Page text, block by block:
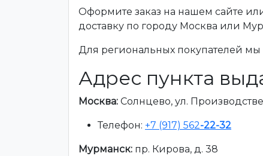
Оформите заказ на нашем сайте
доставку по городу Москва или
Для региональных покупателей мы
Адрес пункта
Москва: Солнцево, ул.
Телефон: +7 (917) 562-22-32
Мурманск: пр. Кирова, д. 38